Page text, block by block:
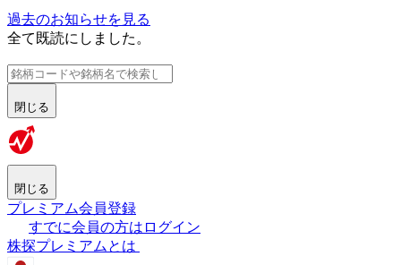
過去のお知らせを見る
全て既読にしました。
閉じる
閉じる
プレミアム会員登録
すでに会員の方はログイン
株探プレミアムとは